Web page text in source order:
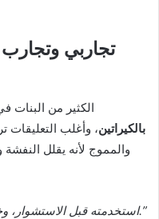
الكثير من البنات
بالكيراتين، وأغلب
والمموج لأنه يقلل
“استخدمته قبل الاستشوار، وخلى شعري أنعم وما صار يتطاير.”